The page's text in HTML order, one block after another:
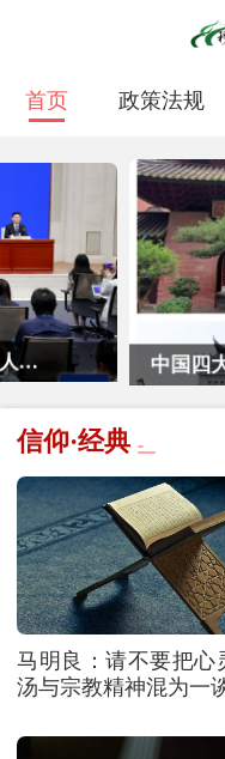
首页 政策法规
中国四大古清真
信仰·经典
马明良：请不要把心
汤与宗教精神混为一